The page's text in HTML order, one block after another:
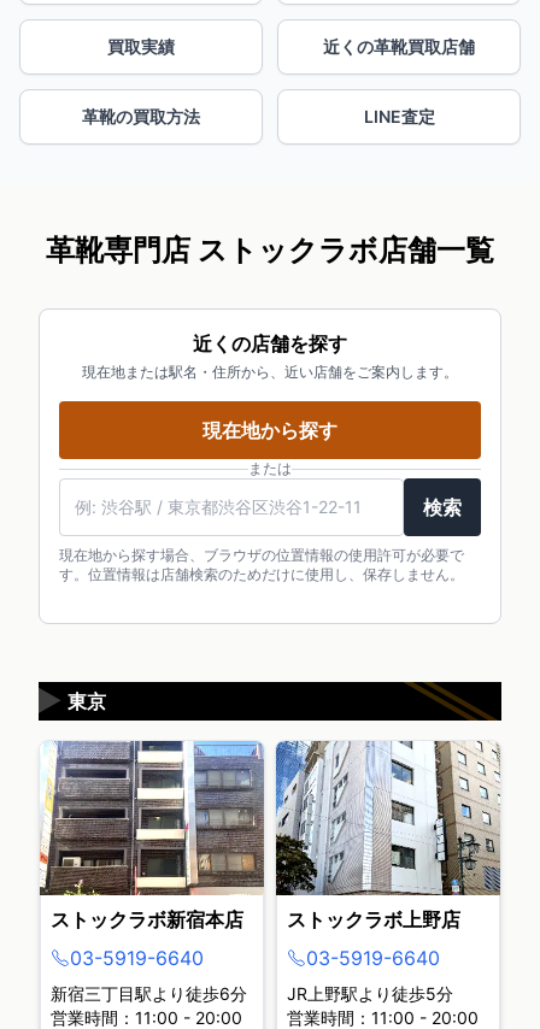
買取実績 近くの革靴買取店舗
革靴の買取方法 LINE査定
革靴専門店 ストックラボ店舗一覧
近くの店舗を探す
現在地または駅名・住所から、近い店舗をご案内します。
現在地から探す
または
検索
現在地から探す場合、ブラウザの位置情報の使用許可が必要で
す。位置情報は店舗検索のためだけに使用し、保存しません。
東京
▶
ストックラボ新宿本店
03-5919-6640
新宿三丁目駅より徒歩6分
営業時間：11:00 - 20:00
ストックラボ上野店
03-5919-6640
JR上野駅より徒歩5分
営業時間：11:00 - 20:00